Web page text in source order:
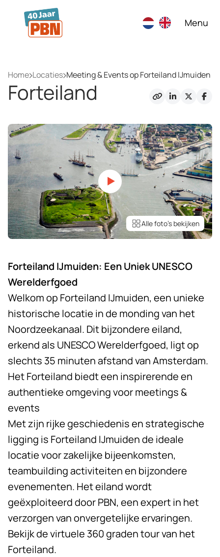
Ga naar hoofdinhoud
Menu
Home Locaties Meeting & Events op Forteiland IJmuiden
Forteiland
Alle foto’s bekijken
Forteiland IJmuiden: Een Uniek UNESCO
Werelderfgoed
Welkom op Forteiland IJmuiden, een unieke
historische locatie in de monding van het
Noordzeekanaal. Dit bijzondere eiland,
erkend als UNESCO Werelderfgoed, ligt op
slechts 35 minuten afstand van Amsterdam.
Het Forteiland biedt een inspirerende en
authentieke omgeving voor meetings &
events
Met zijn rijke geschiedenis en strategische
ligging is Forteiland IJmuiden de ideale
locatie voor zakelijke bijeenkomsten,
teambuilding activiteiten en bijzondere
evenementen. Het eiland wordt
geëxploiteerd door PBN, een expert in het
verzorgen van onvergetelijke ervaringen.
Bekijk de virtuele 360 graden tour van het
Forteiland.